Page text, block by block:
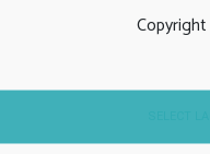
Copyright